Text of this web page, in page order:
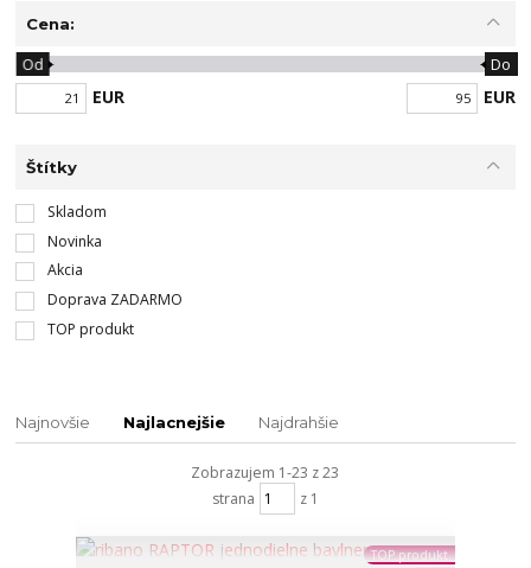
Cena:
EUR
Od Do
EUR
Štítky
Skladom
Novinka
Akcia
Doprava ZADARMO
TOP produkt
Najnovšie Najlacnejšie Najdrahšie
Zobrazujem 1-23 z 23
strana
z 1
TOP produkt